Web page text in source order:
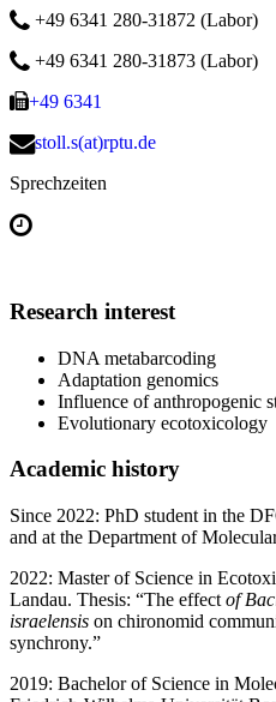
+49 6341 280-31872 (Labor)
+49 6341 280-31873 (Labor)
+49 6341
stoll.s(at)rptu.de
Sprechzeiten
Research interest
DNA metabarcoding
Adaptation genomics
Influence of anthropogenic
Evolutionary ecotoxicology
Academic history
Since 2022: PhD student in the
and at the Department of
2022: Master of Science in
Landau. Thesis: “The effect of
israelensis on chironomid
synchrony.”
2019: Bachelor of Science in